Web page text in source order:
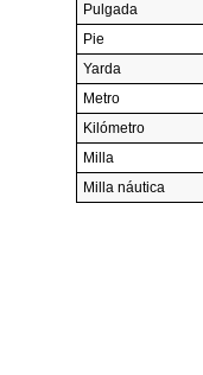
Pulgada
Pie
Yarda
Metro
Kilómetro
Milla
Milla náutica